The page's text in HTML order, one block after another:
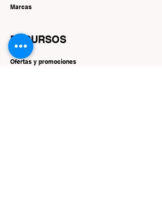
Marcas
RECURSOS
Ofertas y promociones